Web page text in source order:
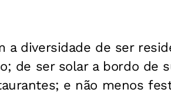
a diversidade de ser
de ser solar a bordo de
e não menos